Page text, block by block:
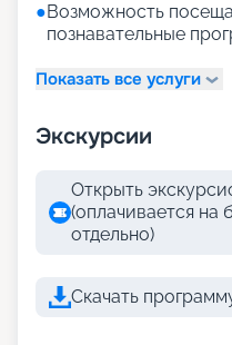
●Возможность
познавательные
Показать все услуги
Экскурсии
Открыть
(оплачивается на
отдельно)
Скачать